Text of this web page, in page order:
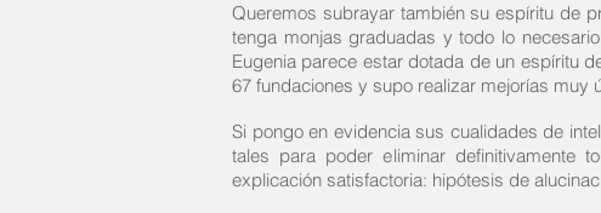
Queremos subrayar también su espíritu de
tenga monjas graduadas y todo lo
Eugenia parece estar dotada de un espíritu
67 fundaciones y supo realizar mejorías muy
Si pongo en evidencia sus cualidades de
tales para poder eliminar definitivamente
explicación satisfactoria: hipótesis de